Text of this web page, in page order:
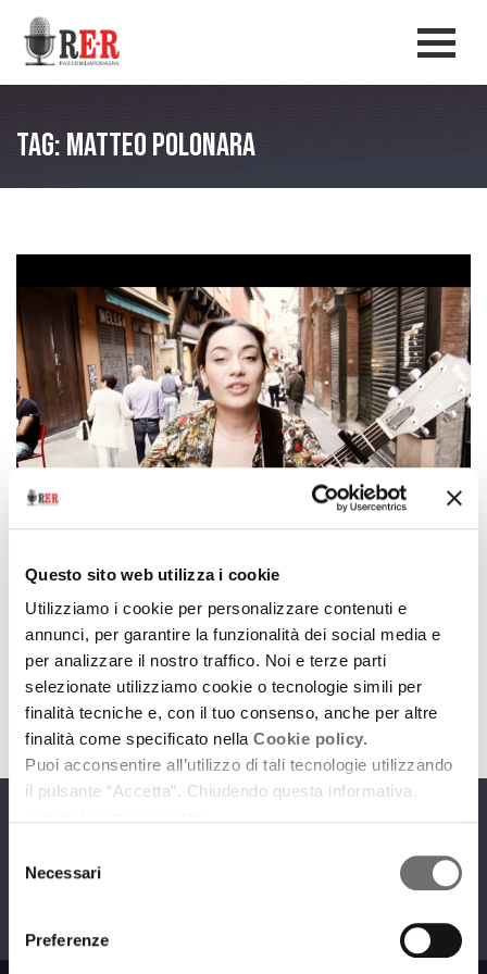
Questo sito web utilizza i cookie
Utilizziamo i cookie per personalizzare contenuti e
annunci, per garantire la funzionalità dei social media e
per analizzare il nostro traffico. Noi e terze parti
selezionate utilizziamo cookie o tecnologie simili per
finalità tecniche e, con il tuo consenso, anche per altre
finalità come specificato nella Cookie policy.
Puoi acconsentire all’utilizzo di tali tecnologie utilizzando
il pulsante “Accetta”. Chiudendo questa informativa,
delNecessari
Preferenze
Salta al contenuto principale
Tag: matteo polonara
Tre anni di Legge Musica: suona la playlist del 2020
8 febbraio 2021
Ascolta downloadPodcast